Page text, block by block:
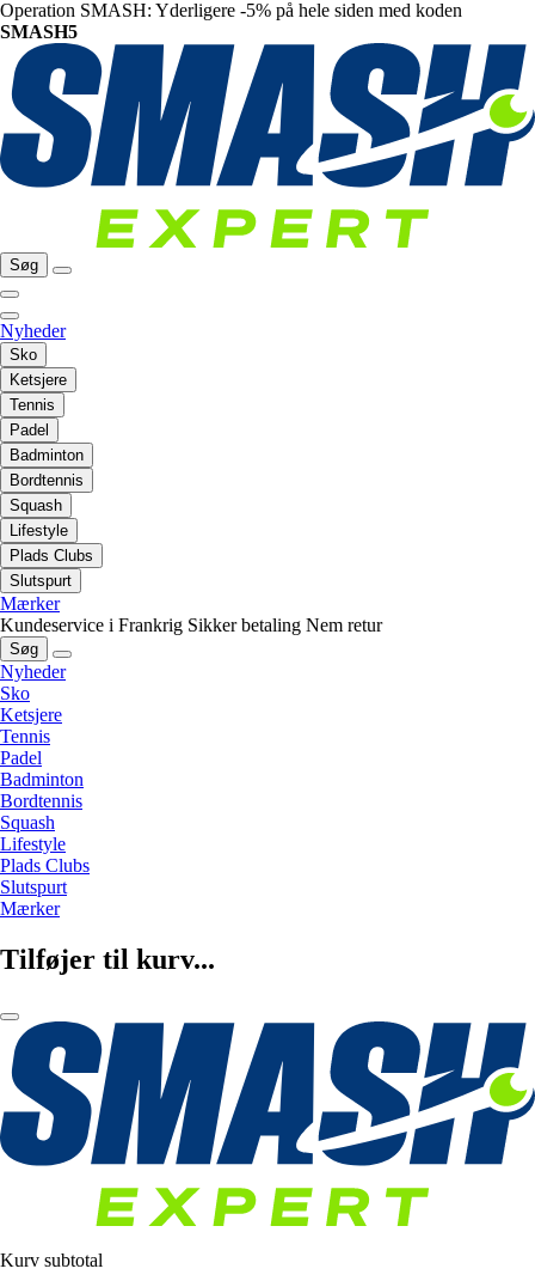
Operation SMASH: Yderligere -5% på hele siden med koden
SMASH5
Søg
Nyheder
Sko
Ketsjere
Tennis
Padel
Badminton
Bordtennis
Squash
Lifestyle
Plads Clubs
Slutspurt
Mærker
Kundeservice i Frankrig Sikker betaling Nem retur
Søg
Nyheder
Sko
Ketsjere
Tennis
Padel
Badminton
Bordtennis
Squash
Lifestyle
Plads Clubs
Slutspurt
Mærker
Tilføjer til kurv...
Kurv subtotal